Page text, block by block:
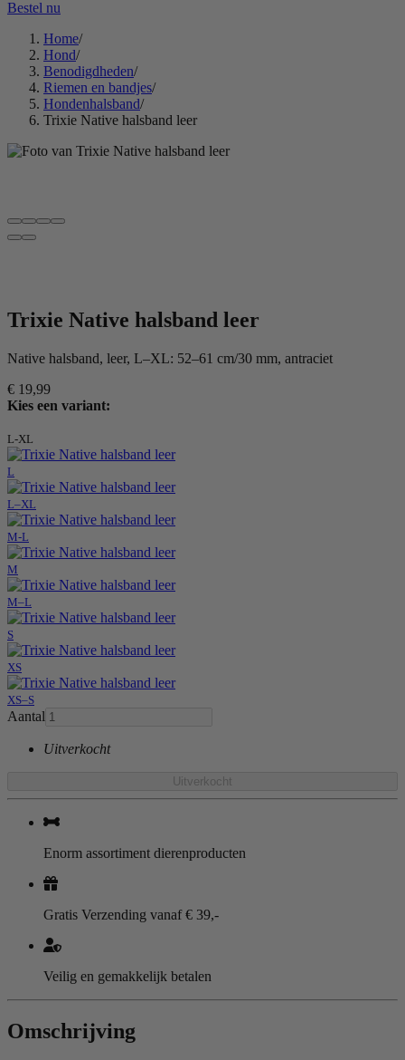
Bestel nu
Home/
Hond/
Benodigdheden/
Riemen en bandjes/
Hondenhalsband/
Trixie Native halsband leer
Trixie Native halsband leer
Native halsband, leer, L–XL: 52–61 cm/30 mm, antraciet
€ 19,99
Kies een variant:
L-XL
L
L–XL
M-L
M
M–L
S
XS
XS–S
Aantal
Uitverkocht
Uitverkocht
Enorm assortiment dierenproducten
Gratis Verzending vanaf € 39,-
Veilig en gemakkelijk betalen
Omschrijving